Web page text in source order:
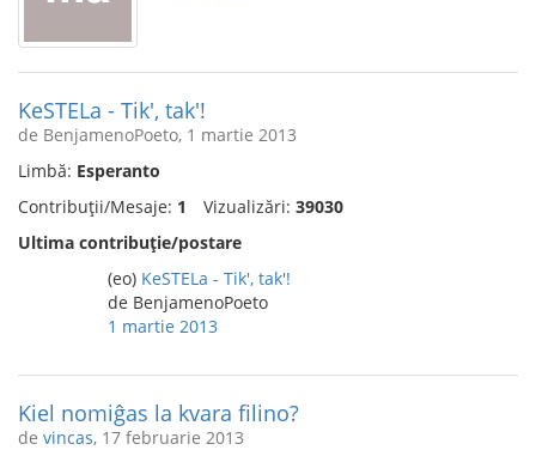
KeSTELa - Tik', tak'!
de BenjamenoPoeto, 1 martie 2013
Limbă: Esperanto
Contribuții/Mesaje: 1 Vizualizări: 39030
Ultima contribuție/postare
(eo) KeSTELa - Tik', tak'!
de BenjamenoPoeto
1 martie 2013
Kiel nomiĝas la kvara filino?
de vincas, 17 februarie 2013